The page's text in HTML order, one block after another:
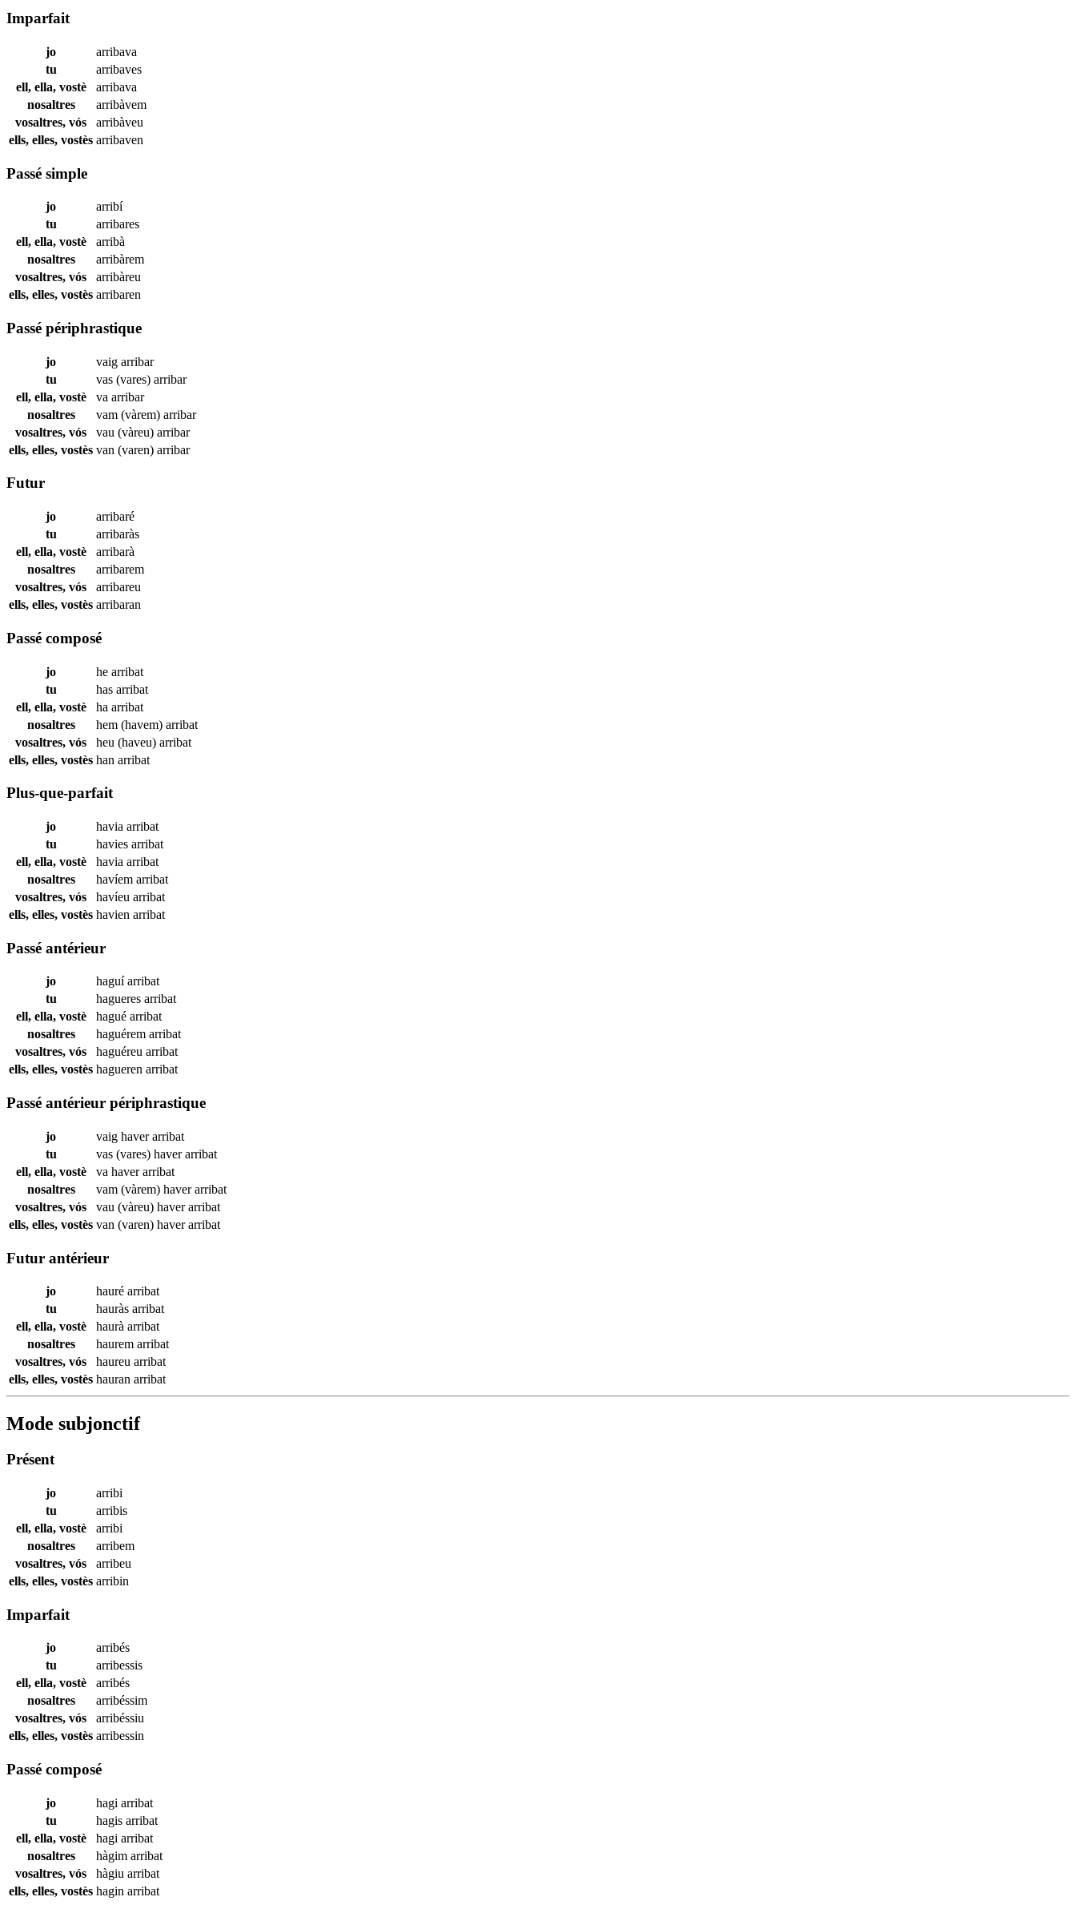
Imparfait
jo
arribava
tu
arribaves
ell, ella, vostè
arribava
nosaltres
arribàvem
vosaltres, vós
arribàveu
ells, elles, vostès arribaven
Passé simple
jo
arribí
tu
arribares
ell, ella, vostè
arribà
nosaltres
arribàrem
vosaltres, vós
arribàreu
ells, elles, vostès arribaren
Passé périphrastique
jo vaig arribar
tu
vas (vares) arribar
ell, ella, vostè
va arribar
nosaltres
vam (vàrem) arribar
vosaltres, vós
vau (vàreu) arribar
ells, elles, vostès van (varen) arribar
Futur
jo
arribaré
tu
arribaràs
ell, ella, vostè
arribarà
nosaltres
arribarem
vosaltres, vós
arribareu
ells, elles, vostès arribaran
Passé composé
jo he arribat
tu
has arribat
ell, ella, vostè
ha arribat
nosaltres
hem (havem) arribat
vosaltres, vós
heu (haveu) arribat
ells, elles, vostès han arribat
Plus-que-parfait
jo havia arribat
tu
havies arribat
ell, ella, vostè
havia arribat
nosaltres
havíem arribat
vosaltres, vós
havíeu arribat
ells, elles, vostès havien arribat
Passé antérieur
jo haguíarribat
tu
hagueres arribat
ell, ella, vostè
hagué arribat
nosaltres
haguérem arribat
vosaltres, vós
haguéreu arribat
ells, elles, vostès hagueren arribat
Passé antérieur périphrastique
jo vaig haverarribat
tu
vas (vares) haverarribat
ell, ella, vostè
va haverarribat
nosaltres
vam (vàrem) haverarribat
vosaltres, vós
vau (vàreu) haverarribat
ells, elles, vostès van (varen) haverarribat
Futur antérieur
jo hauré arribat
tu
hauràs arribat
ell, ella, vostè
haurà arribat
nosaltres
haurem arribat
vosaltres, vós
haureu arribat
ells, elles, vostès hauran arribat
Mode subjonctif
Présent
jo
arribi
tu
arribis
ell, ella, vostè
arribi
nosaltres
arribem
vosaltres, vós
arribeu
ells, elles, vostès arribin
Imparfait
jo
arribés
tu
arribessis
ell, ella, vostè
arribés
nosaltres
arribéssim
vosaltres, vós
arribéssiu
ells, elles, vostès arribessin
Passé composé
jo hagi arribat
tu
hagis arribat
ell, ella, vostè
hagi arribat
nosaltres
hàgim arribat
vosaltres, vós
hàgiu arribat
ells, elles, vostès hagin arribat